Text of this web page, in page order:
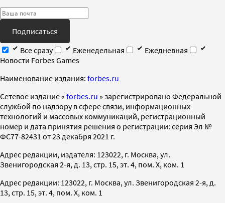
Подписаться
Все сразу
Еженедельная
Ежедневная
Новости Forbes Games
Наименование издания: forbes.ru
Cетевое издание « forbes.ru » зарегистрировано Федеральной
службой по надзору в сфере связи, информационных
технологий и массовых коммуникаций, регистрационный
номер и дата принятия решения о регистрации: серия Эл №
ФС77-82431 от 23 декабря 2021 г.
Адрес редакции, издателя: 123022, г. Москва, ул.
Звенигородская 2-я, д. 13, стр. 15, эт. 4, пом. X, ком. 1
Адрес редакции: 123022, г. Москва, ул. Звенигородская 2-я, д.
13, стр. 15, эт. 4, пом. X, ком. 1